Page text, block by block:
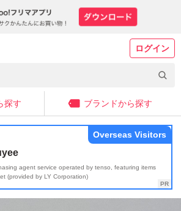
ログイン
探す ブランドから探す
agent service operated by tenso, featuring items
(provided by LY Corporation)
Overseas Visitors